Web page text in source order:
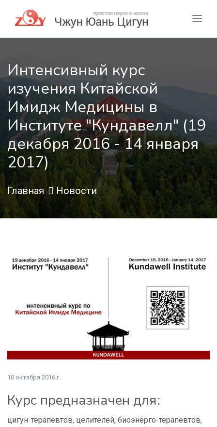
Интенсивный курс
изучения Китайской
Имидж Медицины в
Институте "Кундавелл" (19
декабря 2016 - 14 января
2017)
Главная Новости
10 октября 2016 г.
Курс предназначен для:
цигун-терапевтов, целителей, биоэнерго-терапевтов,